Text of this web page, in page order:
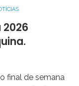
final de semana